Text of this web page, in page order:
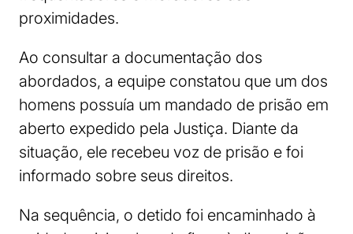
proximidades.
Ao consultar a documentação dos
abordados, a equipe constatou que um dos
homens possuía um mandado de prisão em
aberto expedido pela Justiça. Diante da
situação, ele recebeu voz de prisão e foi
informado sobre seus direitos.
Na sequência, o detido foi encaminhado à